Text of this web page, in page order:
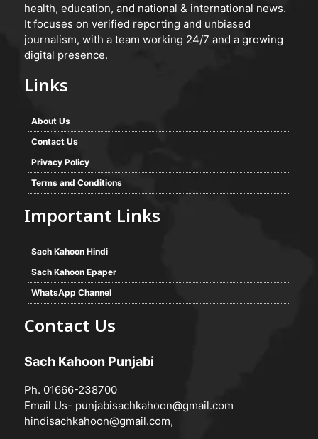
health, education, and national & international news.
It focuses on verified reporting and unbiased
journalism, with a team working 24/7 and a growing
digital presence.
Links
About Us
Contact Us
Privacy Policy
Terms and Conditions
Important Links
Sach Kahoon Hindi
Sach Kahoon Epaper
WhatsApp Channel
Contact Us
Sach Kahoon Punjabi
Ph. 01666-238700
Email Us- punjabisachkahoon@gmail.com
hindisachkahoon@gmail.com,